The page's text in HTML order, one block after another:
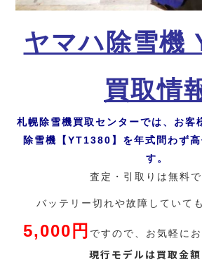
ヤマハ除雪機
買取情
札幌除雪機買取センターでは、お客
除雪機【YT1380】を年式問わず
す。
査定・引取りは無料で
バッテリー切れや故障していても
5,000円 ですので、お気軽に
現行モデルは買取金